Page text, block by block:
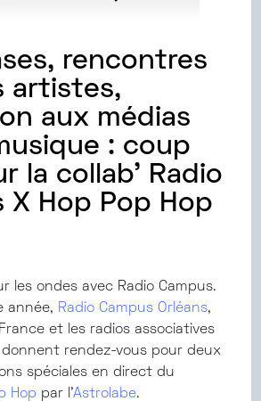
rencontres
artistes,
aux médias
: coup
la collab’ Radio
X Hop Pop Hop
les ondes avec Radio Campus.
année, Radio Campus Orléans,
et les radios associatives
rendez-vous pour deux
spéciales en direct du
Hop par l’Astrolabe.